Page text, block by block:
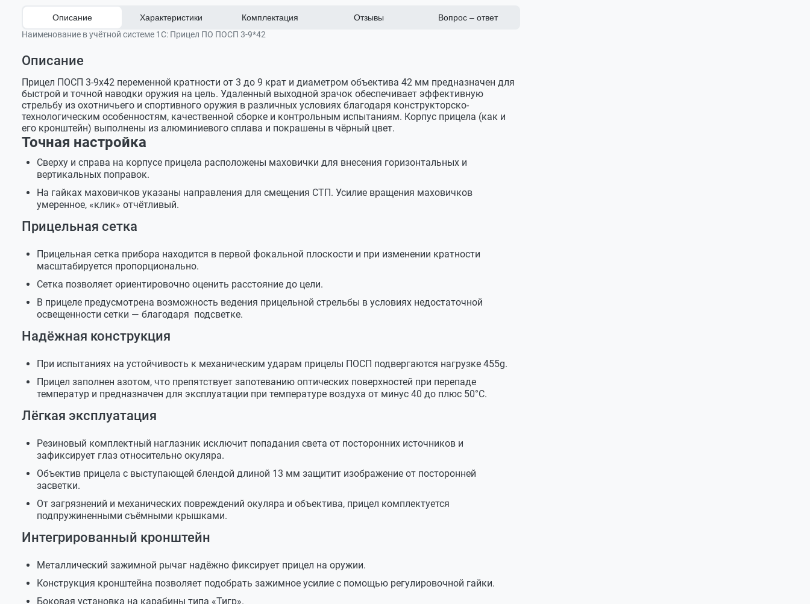
Описание Характеристики Комплектация Отзывы
Вопрос – ответ
Наименование в учётной системе 1С: Прицел ПО ПОСП 3-9*42
Описание
Прицел ПОСП 3-9x42 переменной кратности от 3 до 9 крат и диаметром объектива 42 мм предназначен для
быстрой и точной наводки оружия на цель. Удаленный выходной зрачок обеспечивает эффективную
стрельбу из охотничьего и спортивного оружия в различных условиях благодаря конструкторско-
технологическим особенностям, качественной сборке и контрольным испытаниям. Корпус прицела (как и
его кронштейн) выполнены из алюминиевого сплава и покрашены в чёрный цвет.
Точная настройка
Сверху и справа на корпусе прицела расположены маховички для внесения горизонтальных и
вертикальных поправок.
На гайках маховичков указаны направления для смещения СТП. Усилие вращения маховичков
умеренное, «клик» отчётливый.
Прицельная сетка
Прицельная сетка прибора находится в первой фокальной плоскости и при изменении кратности
масштабируется пропорционально.
Сетка позволяет ориентировочно оценить расстояние до цели.
В прицеле предусмотрена возможность ведения прицельной стрельбы в условиях недостаточной
освещенности сетки — благодаря подсветке.
Надёжная конструкция
При испытаниях на устойчивость к механическим ударам прицелы ПОСП подвергаются нагрузке 455g.
Прицел заполнен азотом, что препятствует запотеванию оптических поверхностей при перепаде
температур и предназначен для эксплуатации при температуре воздуха от минус 40 до плюс 50°С.
Лёгкая эксплуатация
Резиновый комплектный наглазник исключит попадания света от посторонних источников и
зафиксирует глаз относительно окуляра.
Объектив прицела с выступающей блендой длиной 13 мм защитит изображение от посторонней
засветки.
От загрязнений и механических повреждений окуляра и объектива, прицел комплектуется
подпружиненными съёмными крышками.
Интегрированный кронштейн
Металлический зажимной рычаг надёжно фиксирует прицел на оружии.
Конструкция кронштейна позволяет подобрать зажимное усилие с помощью регулировочной гайки.
Боковая установка на карабины типа «Тигр».
Угловое поле зрения, град 4,8-2,8
Световой диаметр объектива,
Предел разрешения, секунд, не
более
Удаление выходного зрачка от
Диаметр выходного зрачка, мм 10,6-4,1
Источник питания МЦ 130 (AG13) — 2 шт
маховичка на 100 м, см
Габаритные размеры с
340х165х70
Масса, кг 0,95
Прицел ПОСП 3-9x42
Резиновый наглазник
Регулировочный ключ
Салфетка для протирки
Чехол для хранения
Оставить отзыв
Задать вопрос
Динар
Добрый день. Подходит ли данная оптика под карабин KK TG3 на базе Тигра?
Добрый день . Да , возможна установка на Ваш карабин.
Maxim
Спасибо за ответ. Можете порекомендовать что-то из вашего ассортимента для TG2 с сеткой парабола?
Служба поддержки
Добрый день. Прицелы зарубежной сборки с сеткой парабола очень сложно ввезти в РФ ,таможня
не пропускает подобные изделия с армейской сеткой (подобные сетки не охотничьи , гражданские ,
действуют и ограничения по ввозу оптических прицелов с сеткой парабола в человеческий рост) .
По этой причине в РФ с сеткой парабола , в основном , в продаже только российские и белорусские
при установке подобных прицелов на оружие были описаны в более раннем ответе.
В Вашем случае при подборе прицела с запрашиваемой кратностью подойдет следующий
комплект на сайте под калибр 366 , но с сеткой Mil Dot прицела :
1. арт.25362 Прицел оптический Veber Wolf 3-9*42 IR .
2. арт.11167 Крепление Weaver-Бк (Белтекс Оптик) (29044) , беспроблемный кронштейн при
установке на оружие со складным прикладом , рассчитанный под габаритные прицелы.
3. арт.23394 Кольца для прицела Veber 3021 HS .